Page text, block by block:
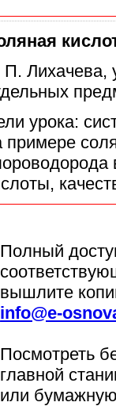
П. Лихачева,
урока:
примере
Полный
вышлите
info@e-
Посмотреть
главной
или